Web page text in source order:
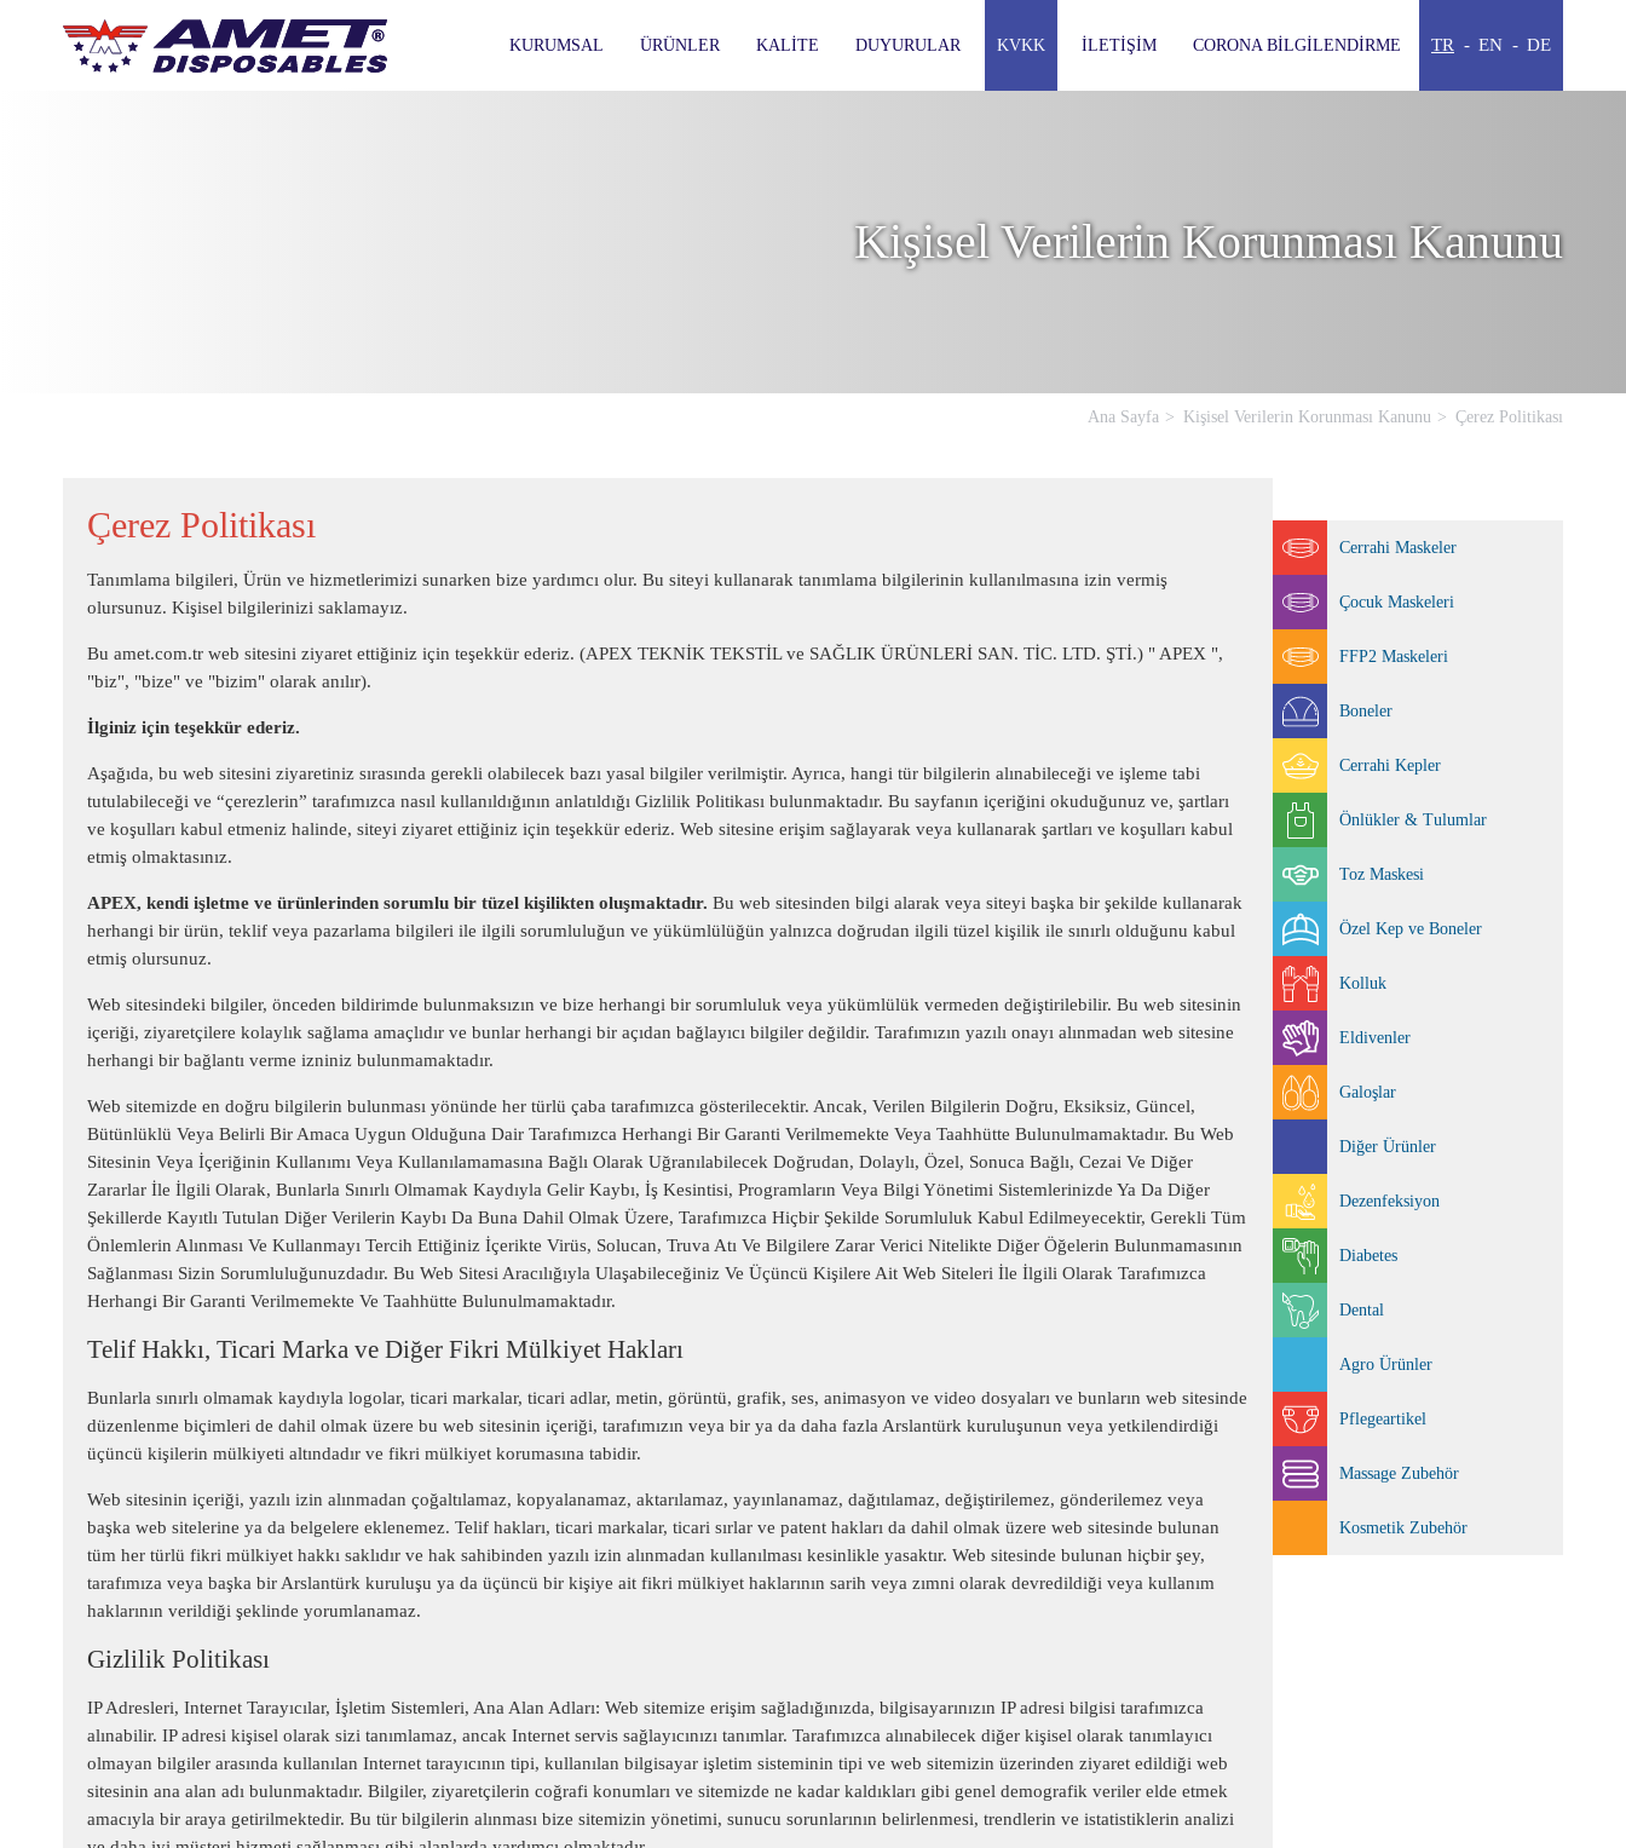
KURUMSAL ÜRÜNLER KALITE DUYURULAR KVKK İLETIŞIM CORONA BILGILENDIRME TR EN DE
Kişisel Verilerin Korunması Kanunu
Ana Sayfa Kişisel Verilerin Korunması Kanunu Çerez Politikası
Çerez Politikası
Tanımlama bilgileri, Ürün ve hizmetlerimizi sunarken bize yardımcı olur. Bu siteyi kullanarak tanımlama bilgilerinin kullanılmasına izin vermiş
olursunuz. Kişisel bilgilerinizi saklamayız.
Bu amet.com.tr web sitesini ziyaret ettiğiniz için teşekkür ederiz. (APEX TEKNİK TEKSTİL ve SAĞLIK ÜRÜNLERİ SAN. TİC. LTD. ŞTİ.) " APEX ",
"biz", "bize" ve "bizim" olarak anılır).
İlginiz için teşekkür ederiz.
Aşağıda, bu web sitesini ziyaretiniz sırasında gerekli olabilecek bazı yasal bilgiler verilmiştir. Ayrıca, hangi tür bilgilerin alınabileceği ve işleme tabi
tutulabileceği ve “çerezlerin” tarafımızca nasıl kullanıldığının anlatıldığı Gizlilik Politikası bulunmaktadır. Bu sayfanın içeriğini okuduğunuz ve, şartları
ve koşulları kabul etmeniz halinde, siteyi ziyaret ettiğiniz için teşekkür ederiz. Web sitesine erişim sağlayarak veya kullanarak şartları ve koşulları kabul
etmiş olmaktasınız.
APEX, kendi işletme ve ürünlerinden sorumlu bir tüzel kişilikten oluşmaktadır. Bu web sitesinden bilgi alarak veya siteyi başka bir şekilde kullanarak
herhangi bir ürün, teklif veya pazarlama bilgileri ile ilgili sorumluluğun ve yükümlülüğün yalnızca doğrudan ilgili tüzel kişilik ile sınırlı olduğunu kabul
etmiş olursunuz.
Web sitesindeki bilgiler, önceden bildirimde bulunmaksızın ve bize herhangi bir sorumluluk veya yükümlülük vermeden değiştirilebilir. Bu web sitesinin
içeriği, ziyaretçilere kolaylık sağlama amaçlıdır ve bunlar herhangi bir açıdan bağlayıcı bilgiler değildir. Tarafımızın yazılı onayı alınmadan web sitesine
herhangi bir bağlantı verme izniniz bulunmamaktadır.
Web sitemizde en doğru bilgilerin bulunması yönünde her türlü çaba tarafımızca gösterilecektir. Ancak, Verilen Bilgilerin Doğru, Eksiksiz, Güncel,
Bütünlüklü Veya Belirli Bir Amaca Uygun Olduğuna Dair Tarafımızca Herhangi Bir Garanti Verilmemekte Veya Taahhütte Bulunulmamaktadır. Bu Web
Sitesinin Veya İçeriğinin Kullanımı Veya Kullanılamamasına Bağlı Olarak Uğranılabilecek Doğrudan, Dolaylı, Özel, Sonuca Bağlı, Cezai Ve Diğer
Zararlar İle İlgili Olarak, Bunlarla Sınırlı Olmamak Kaydıyla Gelir Kaybı, İş Kesintisi, Programların Veya Bilgi Yönetimi Sistemlerinizde Ya Da Diğer
Şekillerde Kayıtlı Tutulan Diğer Verilerin Kaybı Da Buna Dahil Olmak Üzere, Tarafımızca Hiçbir Şekilde Sorumluluk Kabul Edilmeyecektir, Gerekli Tüm
Önlemlerin Alınması Ve Kullanmayı Tercih Ettiğiniz İçerikte Virüs, Solucan, Truva Atı Ve Bilgilere Zarar Verici Nitelikte Diğer Öğelerin Bulunmamasının
Sağlanması Sizin Sorumluluğunuzdadır. Bu Web Sitesi Aracılığıyla Ulaşabileceğiniz Ve Üçüncü Kişilere Ait Web Siteleri İle İlgili Olarak Tarafımızca
Herhangi Bir Garanti Verilmemekte Ve Taahhütte Bulunulmamaktadır.
Telif Hakkı, Ticari Marka ve Diğer Fikri Mülkiyet Hakları
Bunlarla sınırlı olmamak kaydıyla logolar, ticari markalar, ticari adlar, metin, görüntü, grafik, ses, animasyon ve video dosyaları ve bunların web sitesinde
düzenlenme biçimleri de dahil olmak üzere bu web sitesinin içeriği, tarafımızın veya bir ya da daha fazla Arslantürk kuruluşunun veya yetkilendirdiği
üçüncü kişilerin mülkiyeti altındadır ve fikri mülkiyet korumasına tabidir.
Web sitesinin içeriği, yazılı izin alınmadan çoğaltılamaz, kopyalanamaz, aktarılamaz, yayınlanamaz, dağıtılamaz, değiştirilemez, gönderilemez veya
başka web sitelerine ya da belgelere eklenemez. Telif hakları, ticari markalar, ticari sırlar ve patent hakları da dahil olmak üzere web sitesinde bulunan
tüm her türlü fikri mülkiyet hakkı saklıdır ve hak sahibinden yazılı izin alınmadan kullanılması kesinlikle yasaktır. Web sitesinde bulunan hiçbir şey,
tarafımıza veya başka bir Arslantürk kuruluşu ya da üçüncü bir kişiye ait fikri mülkiyet haklarının sarih veya zımni olarak devredildiği veya kullanım
haklarının verildiği şeklinde yorumlanamaz.
Gizlilik Politikası
IP Adresleri, Internet Tarayıcılar, İşletim Sistemleri, Ana Alan Adları: Web sitemize erişim sağladığınızda, bilgisayarınızın IP adresi bilgisi tarafımızca
alınabilir. IP adresi kişisel olarak sizi tanımlamaz, ancak Internet servis sağlayıcınızı tanımlar. Tarafımızca alınabilecek diğer kişisel olarak tanımlayıcı
olmayan bilgiler arasında kullanılan Internet tarayıcının tipi, kullanılan bilgisayar işletim sisteminin tipi ve web sitemizin üzerinden ziyaret edildiği web
sitesinin ana alan adı bulunmaktadır. Bilgiler, ziyaretçilerin coğrafi konumları ve sitemizde ne kadar kaldıkları gibi genel demografik veriler elde etmek
amacıyla bir araya getirilmektedir. Bu tür bilgilerin alınması bize sitemizin yönetimi, sunucu sorunlarının belirlenmesi, trendlerin ve istatistiklerin analizi
Cerrahi Maskeler
Çocuk Maskeleri
FFP2 Maskeleri
Boneler
Cerrahi Kepler
Önlükler & Tulumlar
Toz Maskesi
Özel Kep ve Boneler
Kolluk
Eldivenler
Galoşlar
Diğer Ürünler
Dezenfeksiyon
Diabetes
Dental
Agro Ürünler
Pflegeartikel
Massage Zubehör
Kosmetik Zubehör